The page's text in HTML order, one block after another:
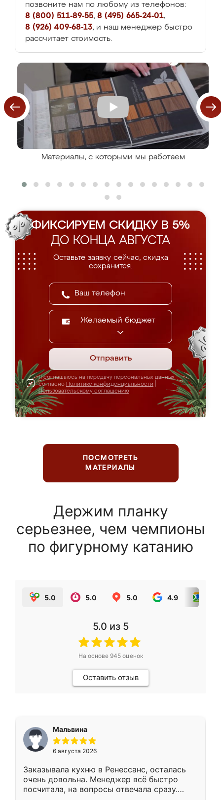
позвоните нам по любому из телефонов:
8 (800) 511-89-55, 8 (495) 665-24-01,
8 (926) 409-68-13, и наш менеджер быстро
рассчитает стоимость.
Материалы, с которыми мы работаем
ФИКСИРУЕМ СКИДКУ В 5%
ДО КОНЦА АВГУСТА
Оставьте заявку сейчас, скидка
сохранится.
Желаемый бюджет
Отправить
Я соглашаюсь на передачу персональных данных
согласно Политике конфиденциальности
Пользовательскому соглашению
ПОСМОТРЕТЬ
МАТЕРИАЛЫ
Держим планку
серьезнее, чем чемпионы
по фигурному катанию
5.0 5.0 5.0 4.9
5.0 из 5
На основе 945оценок
Оставить отзыв
Мальвина
6 августа 2026
Заказывала кухню в Ренессанс, осталась
очень довольна. Менеджер всё быстро
посчитала, на вопросы отвечала сразу.